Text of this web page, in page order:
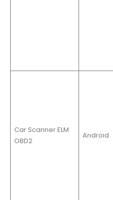
Car Scanner ELM
OBD2
Android